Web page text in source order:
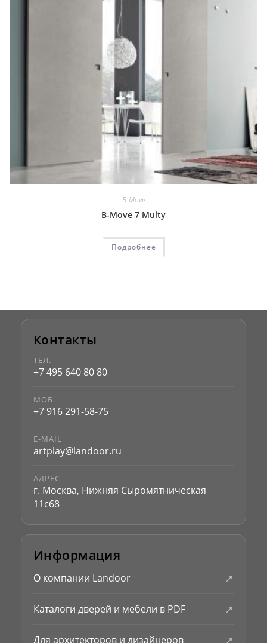
B-Move
B-Move 7 Multy
Подробнее
Контакты
ТЕЛ.
+7 495 640 80 80
МОБ.
+7 916 291-58-75
E-MAIL
artplay@landoor.ru
АДРЕС
г. Москва, Нижняя Сыромятническая
11с68
Информация
О компании Landoor ↗
Каталоги дверей и мебели в PDF ↗
Для архитекторов и дизайнеров ↗